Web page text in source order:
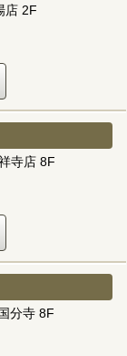
店 2F
寺店 8F
分寺 8F